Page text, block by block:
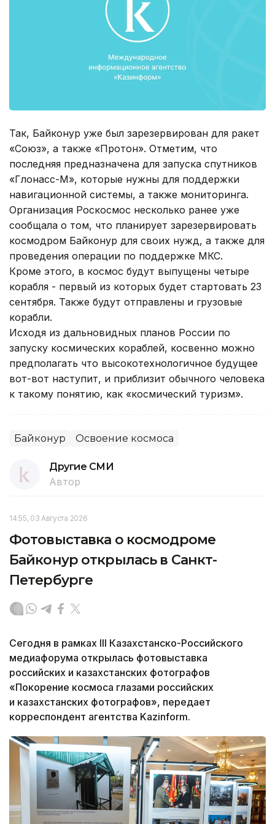
Так, Байконур уже был зарезервирован для ракет
«Союз», а также «Протон». Отметим, что
последняя предназначена для запуска спутников
«Глонасс-М», которые нужны для поддержки
навигационной системы, а также мониторинга.
Организация Роскосмос несколько ранее уже
сообщала о том, что планирует зарезервировать
космодром Байконур для своих нужд, а также для
проведения операции по поддержке МКС.
Кроме этого, в космос будут выпущены четыре
корабля - первый из которых будет стартовать 23
сентября. Также будут отправлены и грузовые
корабли.
Исходя из дальновидных планов России по
запуску космических кораблей, косвенно можно
предполагать что высокотехнологичное будущее
вот-вот наступит, и приблизит обычного человека
к такому понятию, как «космический туризм».
Байконур Освоение космоса
Другие СМИ
Автор
14:55, 03 Августа 2026
Фотовыставка о космодроме
Байконур открылась в Санкт-
Петербурге
Сегодня в рамках III Казахстанско-Российского
медиафорума открылась фотовыставка
российских и казахстанских фотографов
«Покорение космоса глазами российских
и казахстанских фотографов», передает
корреспондент агентства Kazinform.